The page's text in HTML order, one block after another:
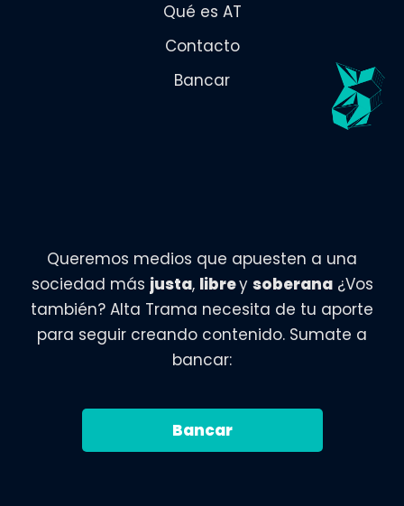
Qué es AT
Contacto
Bancar
Queremos medios que apuesten a una
sociedad más justa, librey soberana¿Vos
también? Alta Trama necesita de tu aporte
para seguir creando contenido. Sumate a
bancar:
Bancar